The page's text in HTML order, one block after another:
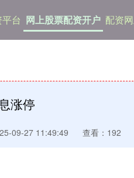
台 网上股票配资开户 配资
涨停
09-27 11:49:49 查看：192